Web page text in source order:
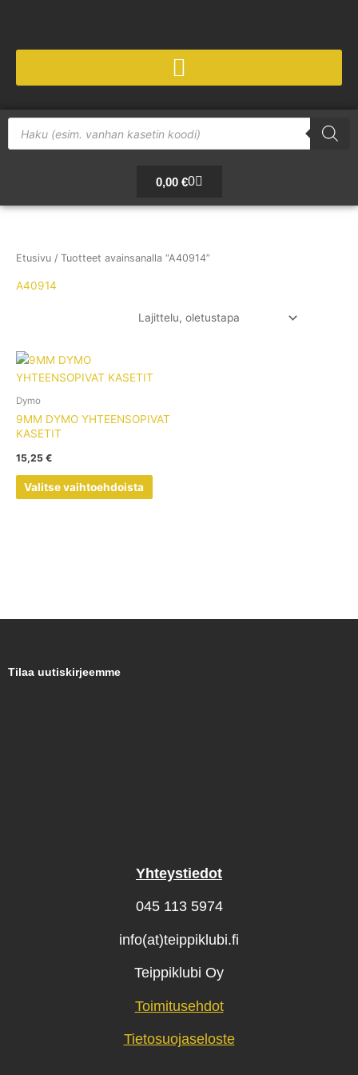
Products
search
0,00 €0
Cart
Etusivu / Tuotteet avainsanalla “A40914”
A40914
Dymo
9MM DYMO YHTEENSOPIVAT
KASETIT
15,25 €
Valitse vaihtoehdoista
tuotteella
tuotteen
Tilaa uutiskirjeemme
Yhteystiedot
045 113 5974
info(at)teippiklubi.fi
Teippiklubi Oy
Toimitusehdot
Tietosuojaseloste